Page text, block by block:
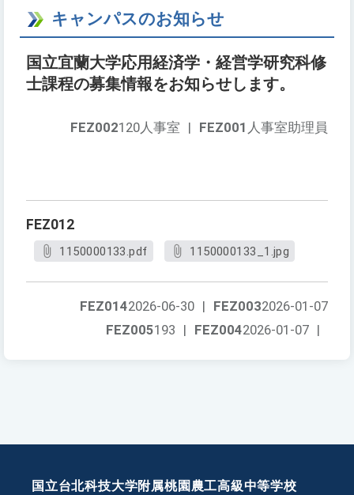
キャンパスのお知らせ
国立宜蘭大学応用経済学・経営学研究科修
士課程の募集情報をお知らせします。
FEZ001 人事室助理員
FEZ002120人事室 |
FEZ012
1150000133.pdf 1150000133_1.jpg
FEZ0032026-01-07
FEZ0142026-06-30 |
FEZ0042026-01-07 |
FEZ005193 |
国立台北科技大学附属桃園農工高級中等学校